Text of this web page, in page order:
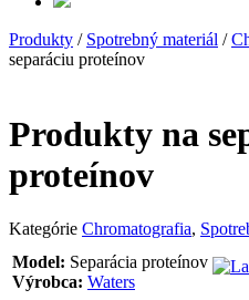
Produkty / Spotrebný materiál /
separáciu proteínov
Produkty na
proteínov
Kategórie Chromatografia,
Model: Separácia proteínov
Výrobca: Waters